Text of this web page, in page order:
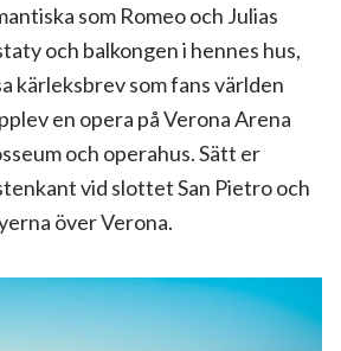
som Romeo och Julias
och balkongen i hennes hus,
kärleksbrev som fans världen
en opera på Verona Arena
och operahus. Sätt er
vid slottet San Pietro och
över Verona.